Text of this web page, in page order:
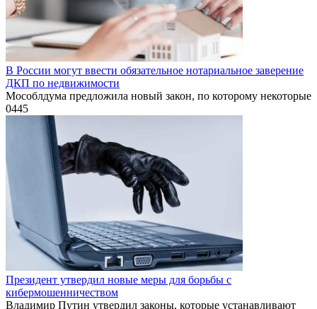
В России могут ввести обязательное нотариальное заверение
ДКП по недвижимости
Мособлдума предложила новый закон, по которому некоторые
0445
Президент утвердил новые меры для борьбы с
кибермошенничеством
Владимир Путин утвердил законы, которые устанавливают